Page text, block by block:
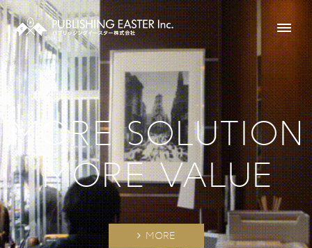
MORE SOLUTION
MORE VALUE
MORE